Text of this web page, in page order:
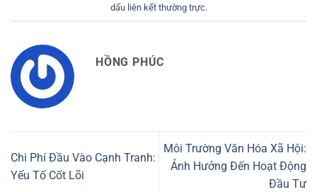
dấu liên kết thường trực.
HỒNG PHÚC
Chi Phí Đầu Vào Cạnh Tranh:
Yếu Tố Cốt Lõi
Môi Trường Văn Hóa Xã Hội:
Ảnh Hưởng Đến Hoạt Động
Đầu Tư